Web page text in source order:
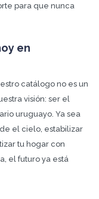
para que nunca
en
catálogo no es un
visión: ser el
uruguayo. Ya sea
el cielo, estabilizar
tu hogar con
el futuro ya está